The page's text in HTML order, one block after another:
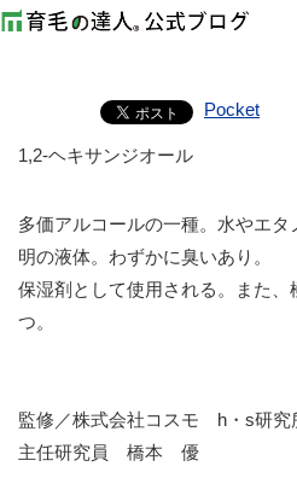
トップ 用語集 1,2-ヘキサンジオー
Pocket
1,2-ヘキサンジオール
多価アルコールの一種。水やエ
明の液体。わずかに臭いあり。
保湿剤として使用される。また
つ。
監修／株式会社コスモ h・s研究
主任研究員 橋本 優